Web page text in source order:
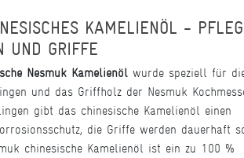
KAMELIENÖL -
UND GRIFFE
Nesmuk Kamelienöl wurde speziell für
und das Griffholz der Nesmuk
gibt das chinesische Kamelienöl einen
die Griffe werden dauerhaft
chinesische Kamelienöl ist ein zu 100 %